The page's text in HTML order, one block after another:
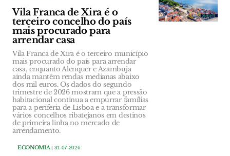
Vila Franca de Xira é o
terceiro concelho do país
mais procurado para
arrendar casa
Vila Franca de Xira é o terceiro município
mais procurado do país para arrendar
casa, enquanto Alenquer e Azambuja
ainda mantêm rendas medianas abaixo
dos mil euros. Os dados do segundo
trimestre de 2026 mostram que a pressão
habitacional continua a empurrar famílias
para a periferia de Lisboa e a transformar
vários concelhos ribatejanos em destinos
de primeira linha no mercado de
arrendamento.
ECONOMIA| 31-07-2026